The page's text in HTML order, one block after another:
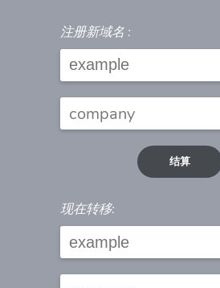
注册新域名 :
结算
现在转移: